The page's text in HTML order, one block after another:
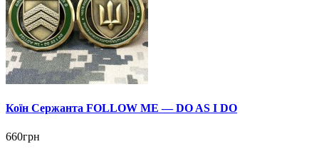
Коїн Сержанта FOLLOW ME — DO AS I DO
660грн